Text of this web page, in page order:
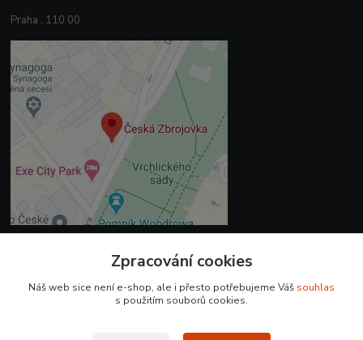
Praha , 110 00
+420 225 375 800
Zpracování cookies
Náš web sice není e-shop, ale i přesto potřebujeme Váš souhlas
s použitím souborů cookies.